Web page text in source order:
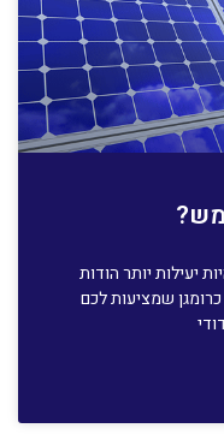
יעילות יותר הודות
שמציעות לכם